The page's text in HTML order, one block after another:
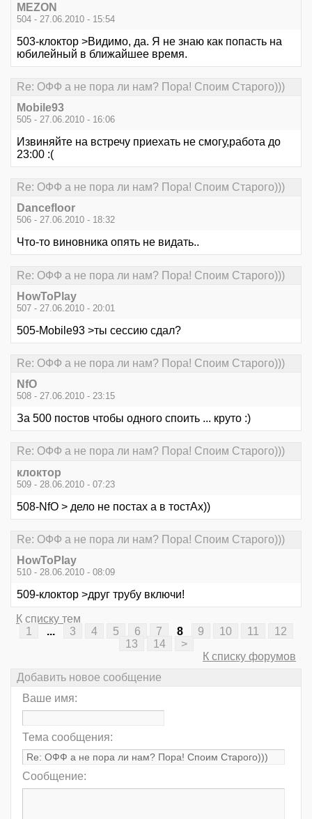
MEZON
504 - 27.06.2010 - 15:54
503-клоктор >Видимо, да. Я не знаю как попасть на
юбилейный в ближайшее время.
Re: ОФФ а не пора ли нам? Пора! Споим Старого)))
Mobile93
505 - 27.06.2010 - 16:06
Извиняйте на встречу приехать не смогу,работа до
23:00 :(
Re: ОФФ а не пора ли нам? Пора! Споим Старого)))
Dancefloor
506 - 27.06.2010 - 18:32
Что-то виновника опять не видать..
Re: ОФФ а не пора ли нам? Пора! Споим Старого)))
HowToPlay
507 - 27.06.2010 - 20:01
505-Mobile93 >ты сессию сдал?
Re: ОФФ а не пора ли нам? Пора! Споим Старого)))
NfO
508 - 27.06.2010 - 23:15
За 500 постов чтобы одного споить ... круто :)
Re: ОФФ а не пора ли нам? Пора! Споим Старого)))
клоктор
509 - 28.06.2010 - 07:23
508-NfO > дело не постах а в тостАх))
Re: ОФФ а не пора ли нам? Пора! Споим Старого)))
HowToPlay
510 - 28.06.2010 - 08:09
509-клоктор >друг трубу включи!
К списку тем
1
... 3 4 5 6 7 8 9 10 11
12
13
14
>
К списку форумов
Добавить новое сообщение
Ваше имя:
Тема сообщения:
Сообщение: